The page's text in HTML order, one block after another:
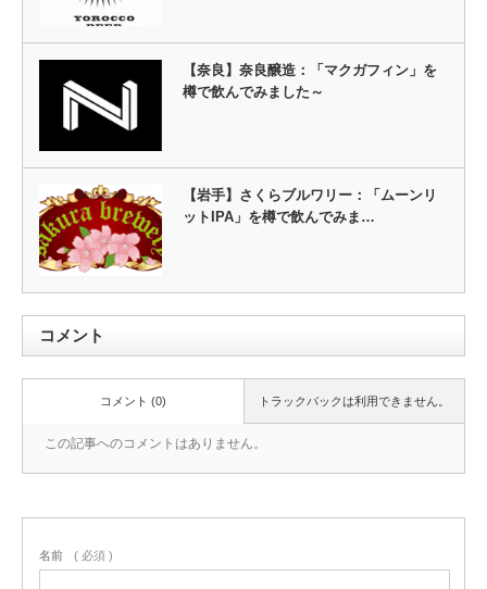
【奈良】奈良醸造：「マクガフィン」を
樽で飲んでみました～
【岩手】さくらブルワリー：「ムーンリ
ットIPA」を樽で飲んでみま…
コメント
トラックバックは利用できません。
コメント (0)
この記事へのコメントはありません。
名前 ( 必須 )